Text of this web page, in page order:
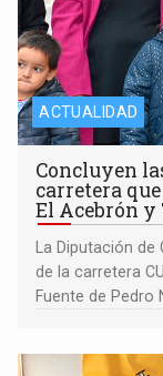
ACTUALIDAD
Concluyen
carretera
El Acebrón y
La Diputación de
de la carretera
Fuente de Pedro